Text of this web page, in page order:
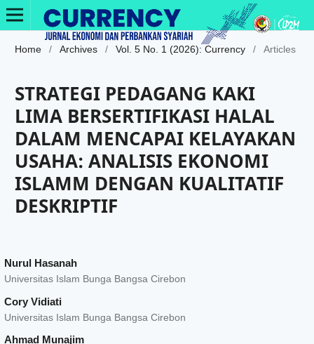
Home / Archives / Vol. 5 No. 1 (2026): Currency / Articles
STRATEGI PEDAGANG KAKI
LIMA BERSERTIFIKASI HALAL
DALAM MENCAPAI KELAYAKAN
USAHA: ANALISIS EKONOMI
ISLAMM DENGAN KUALITATIF
DESKRIPTIF
Nurul Hasanah
Universitas Islam Bunga Bangsa Cirebon
Cory Vidiati
Universitas Islam Bunga Bangsa Cirebon
Ahmad Munajim